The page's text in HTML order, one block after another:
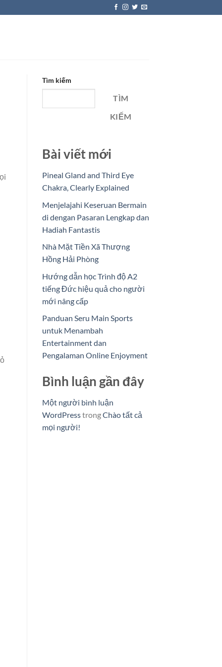
Tìm kiếm
TÌM
KIẾM
Bài viết mới
Pineal Gland and Third Eye
Chakra, Clearly Explained
Menjelajahi Keseruan Bermain
di dengan Pasaran Lengkap dan
Hadiah Fantastis
Nhà Mặt Tiền Xã Thượng
Hồng Hải Phòng
Hướng dẫn học Trình độ A2
tiếng Đức hiệu quả cho người
mới nâng cấp
Panduan Seru Main Sports
untuk Menambah
Entertainment dan
Pengalaman Online Enjoyment
Bình luận gần đây
Một người bình luận
WordPresstrongChào tất cả
mọi người!